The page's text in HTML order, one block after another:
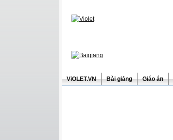
ViOLET.VN Bài giảng Giáo án